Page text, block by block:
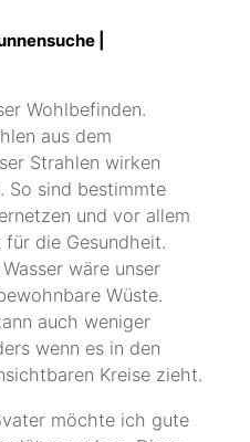
|
Wohlbefinden.
aus dem
Strahlen wirken
So sind bestimmte
und vor allem
für die Gesundheit.
wäre unser
Wüste.
auch weniger
wenn es in den
Kreise zieht.
möchte ich gute